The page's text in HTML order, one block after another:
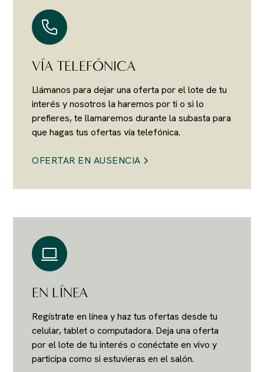
VÍA TELEFÓNICA
Llámanos para dejar una oferta por el lote de tu
interés y nosotros la haremos por ti o si lo
prefieres, te llamaremos durante la subasta para
que hagas tus ofertas vía telefónica.
OFERTAR EN AUSENCIA
EN LÍNEA
Regístrate en línea y haz tus ofertas desde tu
celular, tablet o computadora. Deja una oferta
por el lote de tu interés o conéctate en vivo y
participa como si estuvieras en el salón.